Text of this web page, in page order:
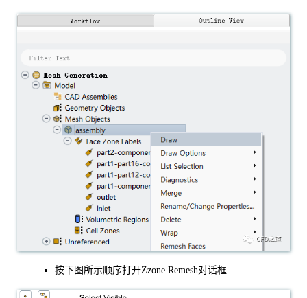
按下图所示顺序打开Zzone Remesh对话框